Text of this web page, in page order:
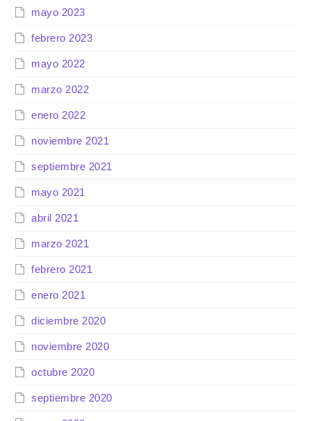
mayo 2023
febrero 2023
mayo 2022
marzo 2022
enero 2022
noviembre 2021
septiembre 2021
mayo 2021
abril 2021
marzo 2021
febrero 2021
enero 2021
diciembre 2020
noviembre 2020
octubre 2020
septiembre 2020